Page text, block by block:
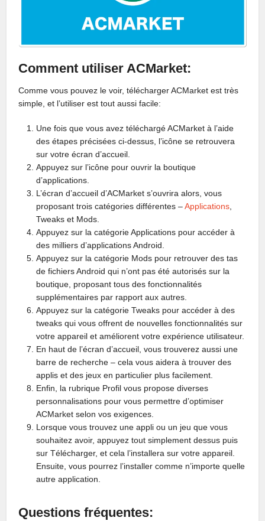
Comment utiliser ACMarket:
Comme vous pouvez le voir, télécharger ACMarket est très
simple, et l’utiliser est tout aussi facile:
Une fois que vous avez téléchargé ACMarket à l’aide
des étapes précisées ci-dessus, l’icône se retrouvera
sur votre écran d’accueil.
Appuyez sur l’icône pour ouvrir la boutique
d’applications.
L’écran d’accueil d’ACMarket s’ouvrira alors, vous
proposant trois catégories différentes –Applications,
Tweaks et Mods.
Appuyez sur la catégorie Applications pour accéder à
des milliers d’applications Android.
Appuyez sur la catégorie Mods pour retrouver des tas
de fichiers Android qui n’ont pas été autorisés sur la
boutique, proposant tous des fonctionnalités
supplémentaires par rapport aux autres.
Appuyez sur la catégorie Tweaks pour accéder à des
tweaks qui vous offrent de nouvelles fonctionnalités sur
votre appareil et améliorent votre expérience utilisateur.
En haut de l’écran d’accueil, vous trouverez aussi une
barre de recherche – cela vous aidera à trouver des
applis et des jeux en particulier plus facilement.
Enfin, la rubrique Profil vous propose diverses
personnalisations pour vous permettre d’optimiser
ACMarket selon vos exigences.
Lorsque vous trouvez une appli ou un jeu que vous
souhaitez avoir, appuyez tout simplement dessus puis
sur Télécharger, et cela l’installera sur votre appareil.
Ensuite, vous pourrez l’installer comme n’importe quelle
autre application.
Questions fréquentes: